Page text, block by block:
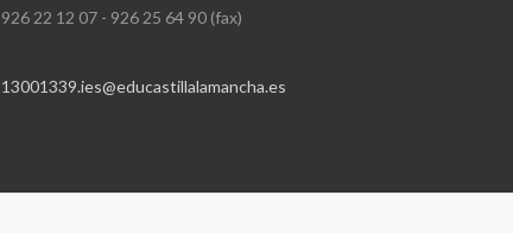
926 22 12 07 - 926 25 64 90 (fax)
13001339.ies@educastillalamancha.es